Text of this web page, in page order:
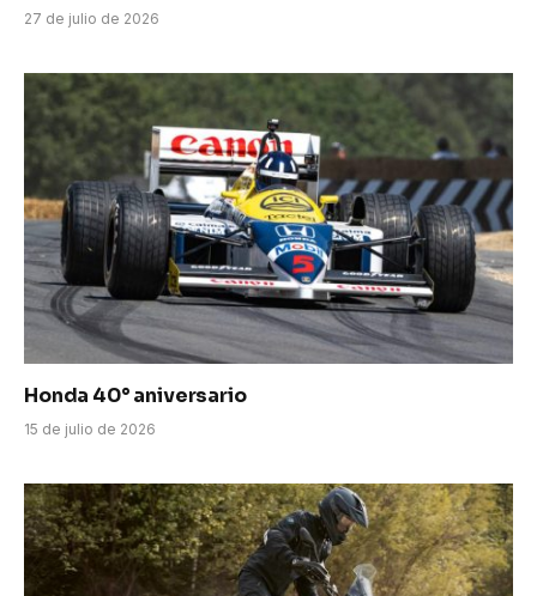
27 de julio de 2026
Honda 40° aniversario
15 de julio de 2026